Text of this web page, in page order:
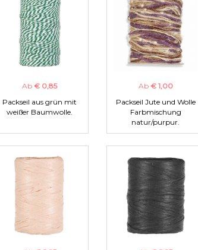
Ab € 0,85
Packseil aus grün mit
weißer Baumwolle.
Ab € 1,00
Packseil Jute und Wolle
Farbmischung
natur/purpur.